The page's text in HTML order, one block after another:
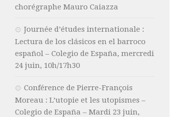
chorégraphe Mauro Caiazza
Journée d’études internationale :
Lectura de los clásicos en el barroco
español – Colegio de España, mercredi
24 juin, 10h/17h30
Conférence de Pierre-François
Moreau : L’utopie et les utopismes –
Colegio de España – Mardi 23 juin,